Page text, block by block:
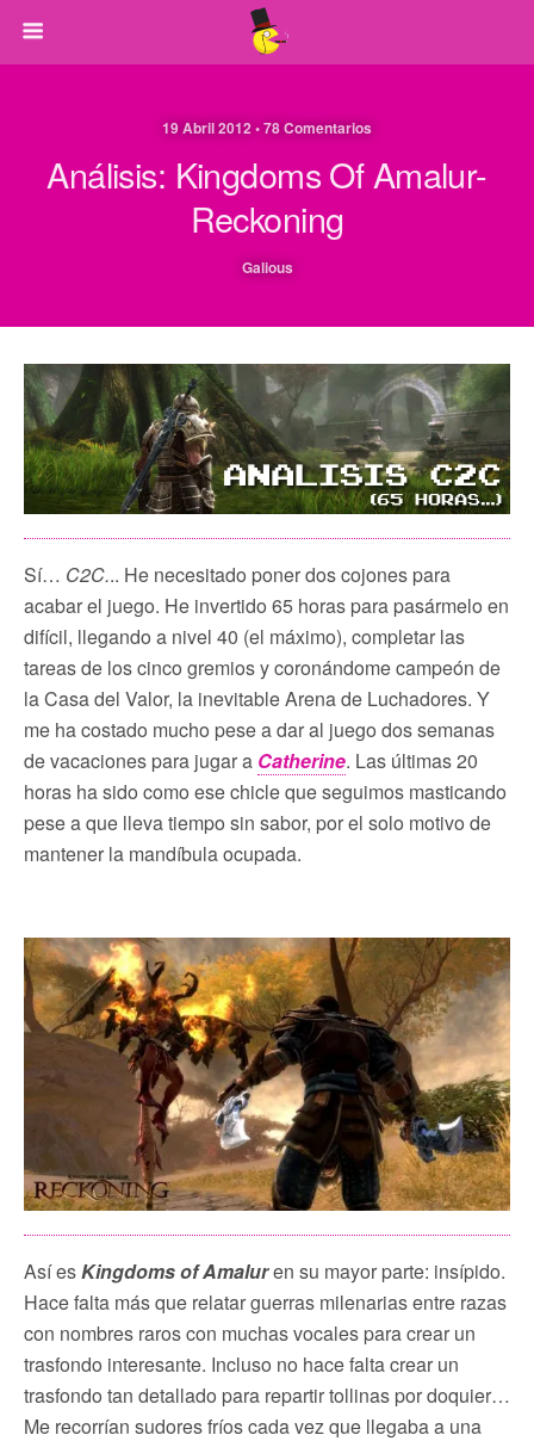
19 Abril 2012 • 78 Comentarios
Análisis: Kingdoms Of Amalur-
Reckoning
Galious
Sí… C2C... He necesitado poner dos cojones para
acabar el juego. He invertido 65 horas para pasármelo en
difícil, llegando a nivel 40 (el máximo), completar las
tareas de los cinco gremios y coronándome campeón de
la Casa del Valor, la inevitable Arena de Luchadores. Y
me ha costado mucho pese a dar al juego dos semanas
de vacaciones para jugar a Catherine. Las últimas 20
horas ha sido como ese chicle que seguimos masticando
pese a que lleva tiempo sin sabor, por el solo motivo de
mantener la mandíbula ocupada.
Así esKingdoms of Amaluren su mayor parte: insípido.
Hace falta más que relatar guerras milenarias entre razas
con nombres raros con muchas vocales para crear un
trasfondo interesante. Incluso no hace falta crear un
trasfondo tan detallado para repartir tollinas por doquier…
Me recorrían sudores fríos cada vez que llegaba a una